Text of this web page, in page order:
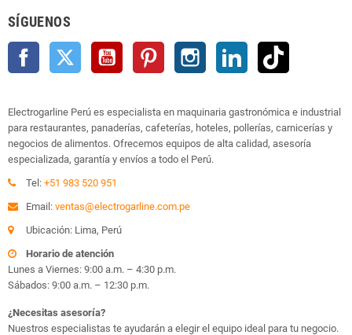
SÍGUENOS
Facebook Twitter YouTube Pinterest Instagram LinkedIn
Electrogarline Perú es especialista en maquinaria gastronómica e industrial
para restaurantes, panaderías, cafeterías, hoteles, pollerías, carnicerías y
negocios de alimentos. Ofrecemos equipos de alta calidad, asesoría
especializada, garantía y envíos a todo el Perú.
Tel: +51 983 520 951
Email: ventas@electrogarline.com.pe
Ubicación: Lima, Perú
Horario de atención
Lunes a Viernes: 9:00 a.m. – 4:30 p.m.
Sábados: 9:00 a.m. – 12:30 p.m.
¿Necesitas asesoría?
Nuestros especialistas te ayudarán a elegir el equipo ideal para tu negocio.